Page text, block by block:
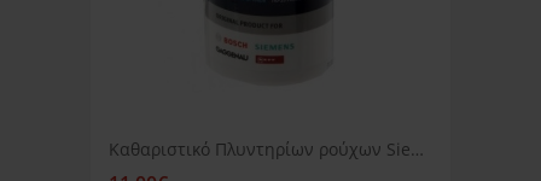
Καθαριστικό Πλυντηρίων ρούχων Siemens